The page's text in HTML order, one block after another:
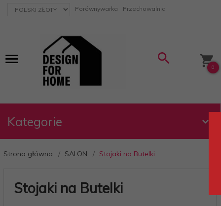
currency_h Porównywarka Przechowalnia
0
Kategorie
Strona główna SALON Stojaki na Butelki
Stojaki na Butelki